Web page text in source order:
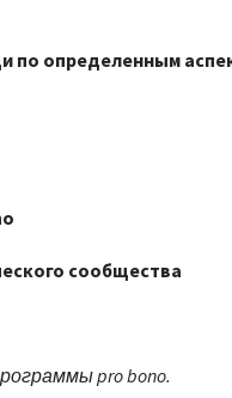
по определенным
сообщества
pro bono.